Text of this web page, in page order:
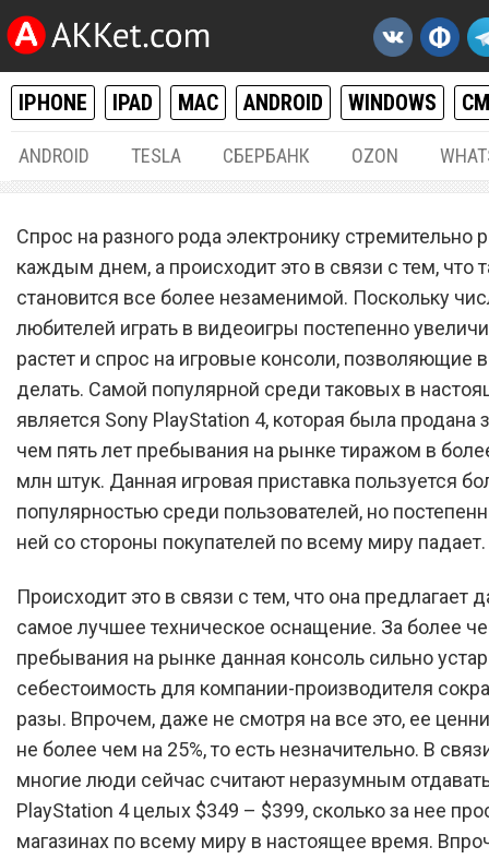
IPHONE IPAD MAC ANDROID WINDOWS
ANDROID TESLA СБЕРБАНК OZON
Sony сокрушительно
цену PlayStation 4 в два
Спрос на разного рода электронику стремительно
каждым днем, а происходит это в связи с тем, что
становится все более незаменимой. Поскольку
любителей играть в видеоигры постепенно
растет и спрос на игровые консоли, позволяющие
делать. Самой популярной среди таковых в
является Sony PlayStation 4, которая была продана
чем пять лет пребывания на рынке тиражом в
млн штук. Данная игровая приставка пользуется
популярностью среди пользователей, но
ней со стороны покупателей по всему миру падает.
Происходит это в связи с тем, что она предлагает
самое лучшее техническое оснащение. За более
пребывания на рынке данная консоль сильно
себестоимость для компании-производителя
разы. Впрочем, даже не смотря на все это, ее
не более чем на 25%, то есть незначительно. В
многие люди сейчас считают неразумным
PlayStation 4 целых $349 – $399, сколько за нее
магазинах по всему миру в настоящее время.